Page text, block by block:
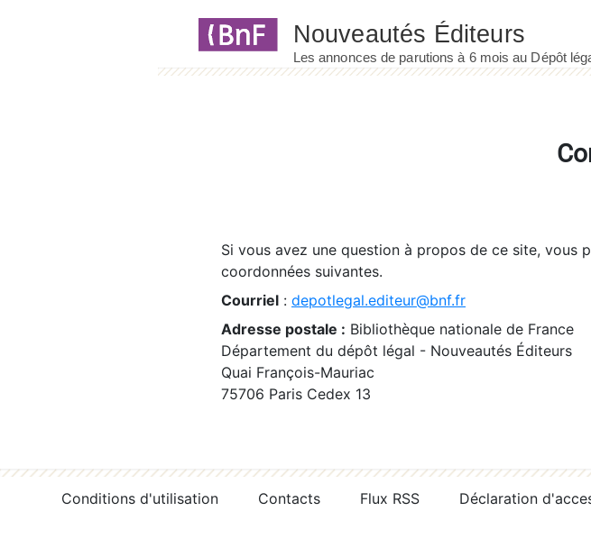
Si vous avez une question à propos de ce site, vous
coordonnées suivantes.
Courriel : depotlegal.editeur@bnf.fr
Adresse postale : Bibliothèque nationale de France
Département du dépôt légal - Nouveautés Éditeurs
Quai François-Mauriac
75706 Paris Cedex 13
Conditions d'utilisation Contacts Flux RSS Déclaration